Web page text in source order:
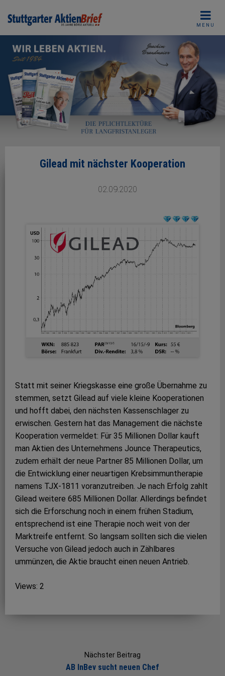
MENU
Gilead mit nächster Kooperation
02.09.2020
Statt mit seiner Kriegskasse eine große Übernahme zu
stemmen, setzt Gilead auf viele kleine Kooperationen
und hofft dabei, den nächsten Kassenschlager zu
erwischen. Gestern hat das Management die nächste
Kooperation vermeldet: Für 35 Millionen Dollar kauft
man Aktien des Unternehmens Jounce Therapeutics,
zudem erhält der neue Partner 85 Millionen Dollar, um
die Entwicklung einer neuartigen Krebsimmuntherapie
namens TJX-1811 voranzutreiben. Je nach Erfolg zahlt
Gilead weitere 685 Millionen Dollar. Allerdings befindet
sich die Erforschung noch in einem frühen Stadium,
entsprechend ist eine Therapie noch weit von der
Marktreife entfernt. So langsam sollten sich die vielen
Versuche von Gilead jedoch auch in Zählbares
ummünzen, die Aktie braucht einen neuen Antrieb.
Views: 2
Nächster Beitrag
AB InBev sucht neuen Chef